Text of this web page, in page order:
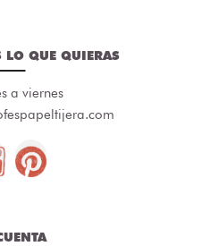
LO QUE QUIERAS
a viernes